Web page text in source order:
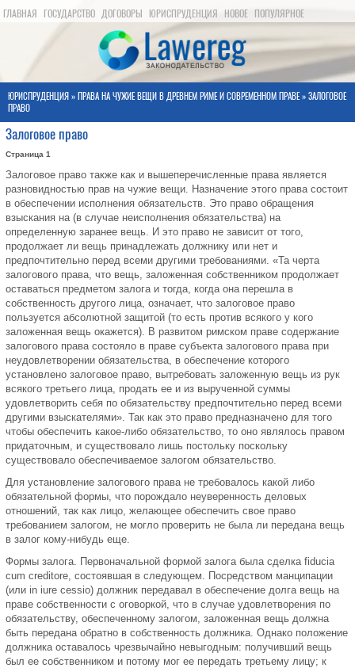
ГЛАВНАЯ ГОСУДАРСТВО ДОГОВОРЫ ЮРИСПРУДЕНЦИЯ НОВОЕ ПОПУЛЯРНОЕ
ЮРИСПРУДЕНЦИЯ » ПРАВА НА ЧУЖИЕ ВЕЩИ В ДРЕВНЕМ РИМЕ И СОВРЕМЕННОМ ПРАВЕ» ЗАЛОГОВОЕ
ПРАВО
Залоговое право
Страница 1
Залоговое право также как и вышеперечисленные права является
разновидностью прав на чужие вещи. Назначение этого права состоит
в обеспечении исполнения обязательств. Это право обращения
взыскания на (в случае неисполнения обязательства) на
определенную заранее вещь. И это право не зависит от того,
продолжает ли вещь принадлежать должнику или нет и
предпочтительно перед всеми другими требованиями. «Та черта
залогового права, что вещь, заложенная собственником продолжает
оставаться предметом залога и тогда, когда она перешла в
собственность другого лица, означает, что залоговое право
пользуется абсолютной защитой (то есть против всякого у кого
заложенная вещь окажется). В развитом римском праве содержание
залогового права состояло в праве субъекта залогового права при
неудовлетворении обязательства, в обеспечение которого
установлено залоговое право, вытребовать заложенную вещь из рук
всякого третьего лица, продать ее и из вырученной суммы
удовлетворить себя по обязательству предпочтительно перед всеми
другими взыскателями». Так как это право предназначено для того
чтобы обеспечить какое-либо обязательство, то оно являлось правом
придаточным, и существовало лишь постольку поскольку
существовало обеспечиваемое залогом обязательство.
Для установление залогового права не требовалось какой либо
обязательной формы, что порождало неуверенность деловых
отношений, так как лицо, желающее обеспечить свое право
требованием залогом, не могло проверить не была ли передана вещь
в залог кому-нибудь еще.
Формы залога. Первоначальной формой залога была сделка fiducia
cum creditore, состоявшая в следующем. Посредством манципации
(или in iure cessio) должник передавал в обеспечение долга вещь на
праве собственности с оговоркой, что в случае удовлетворения по
обязательству, обеспеченному залогом, заложенная вещь должна
быть передана обратно в собственность должника. Однако положение
должника оставалось чрезвычайно невыгодным: получивший вещь
был ее собственником и потому мог ее передать третьему лицу; к